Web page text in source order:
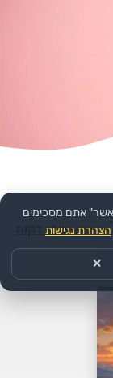
שתי דקות
אתם מסכימים
הצהרת נגישות
✕